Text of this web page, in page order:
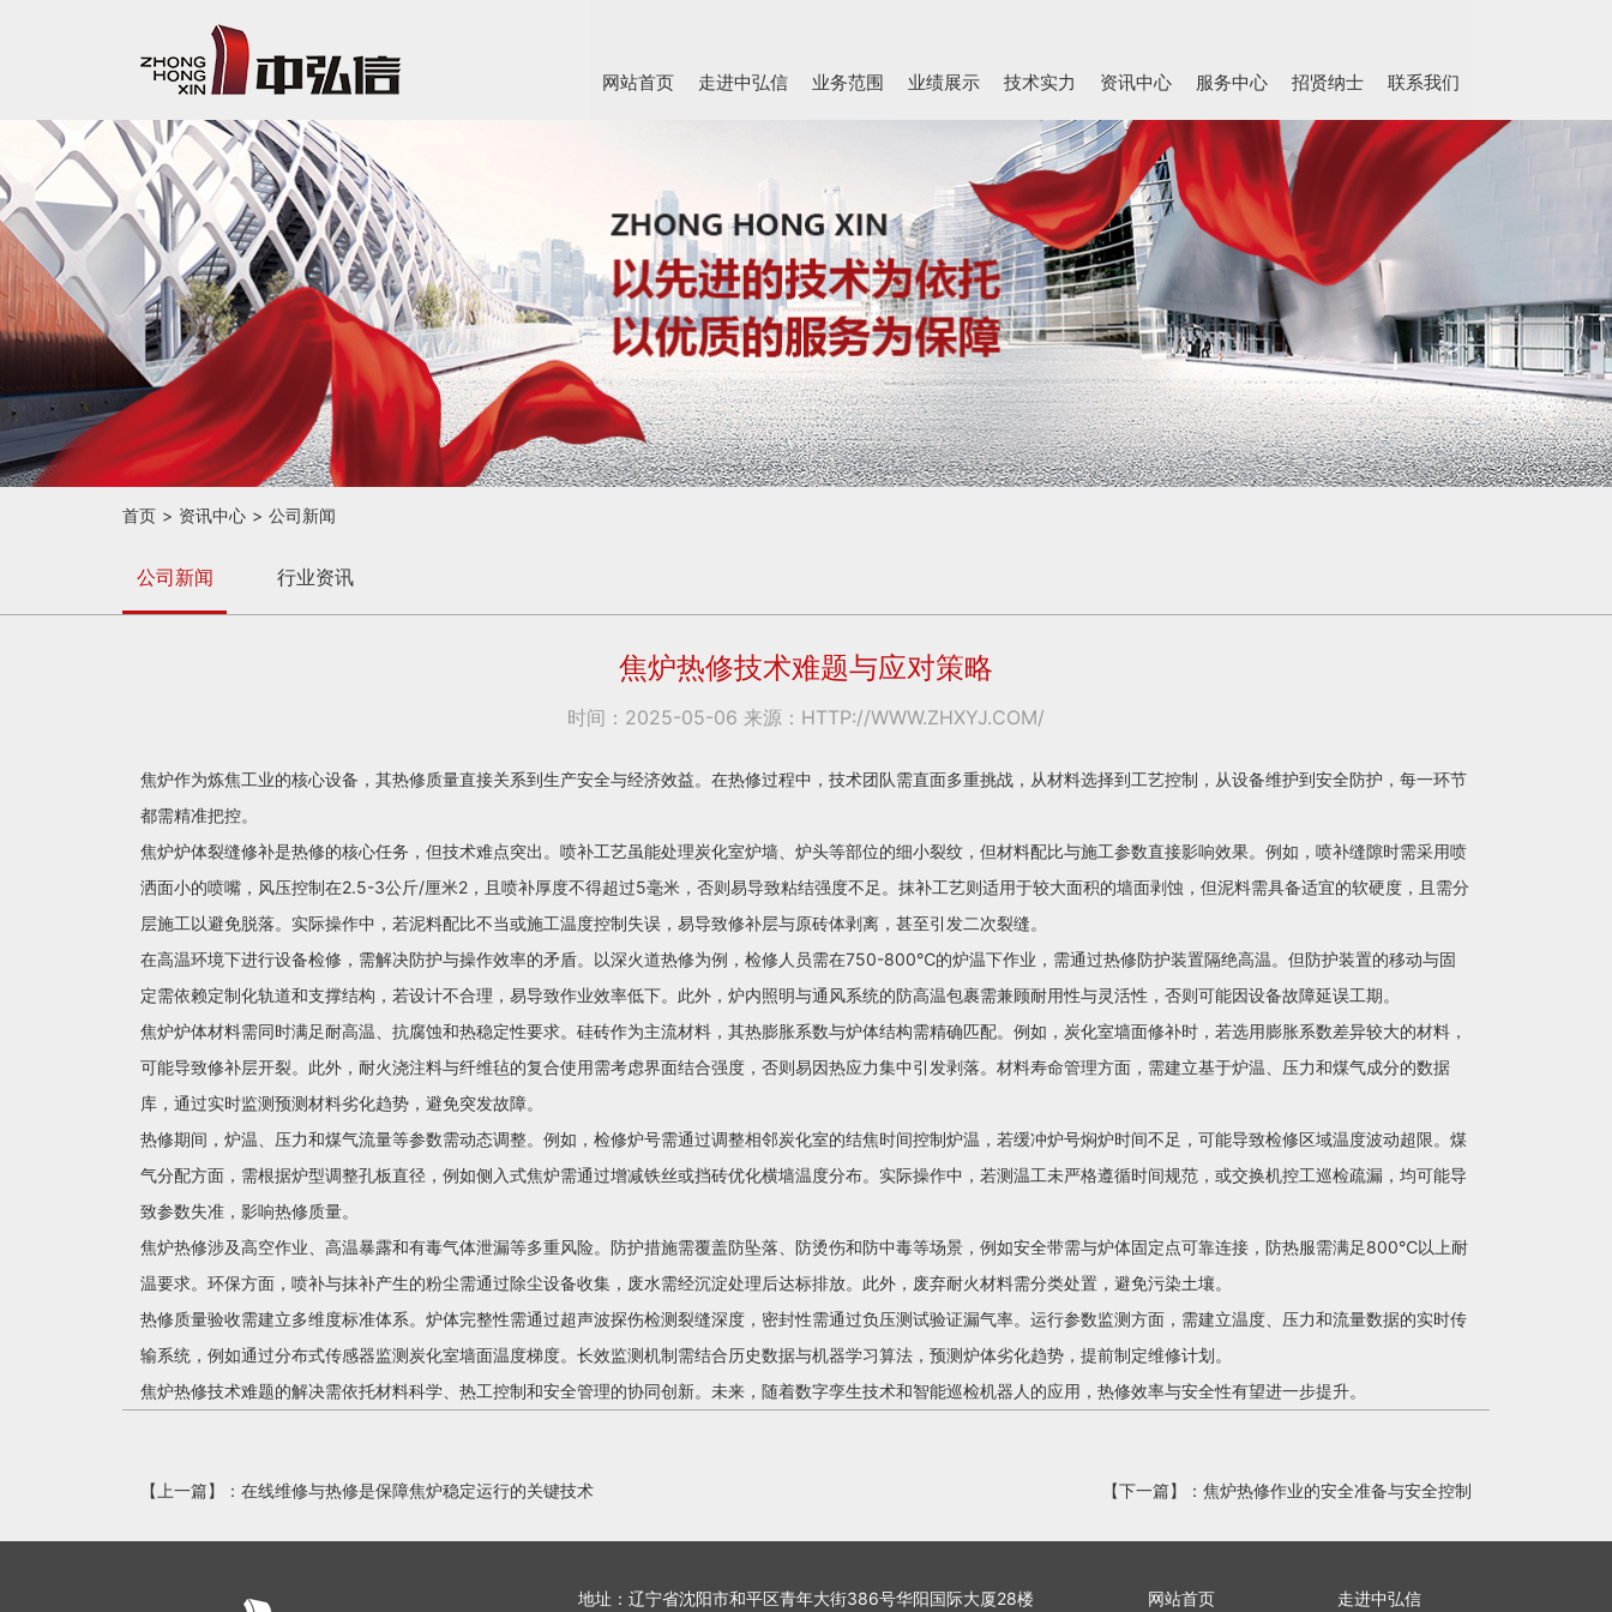
网站首页 走进中弘信 业务范围 业绩展示 技术实力 资讯中心 服务中心 招贤纳士 联系我们
首页 资讯中心 公司新闻
公司新闻 行业资讯
焦炉热修技术难题与应对策略
时间：2025-05-06 来源：HTTP://WWW.ZHXYJ.COM/
焦炉作为炼焦工业的核心设备，其热修质量直接关系到生产安全与经济效益。在热修过程中，技术团队需直面多重挑战，从材料选择到工艺控制，从设备维护到安全防护，每一环节
都需精准把控。
焦炉炉体裂缝修补是热修的核心任务，但技术难点突出。喷补工艺虽能处理炭化室炉墙、炉头等部位的细小裂纹，但材料配比与施工参数直接影响效果。例如，喷补缝隙时需采用喷
洒面小的喷嘴，风压控制在2.5-3公斤/厘米2，且喷补厚度不得超过5毫米，否则易导致粘结强度不足。抹补工艺则适用于较大面积的墙面剥蚀，但泥料需具备适宜的软硬度，且需分
层施工以避免脱落。实际操作中，若泥料配比不当或施工温度控制失误，易导致修补层与原砖体剥离，甚至引发二次裂缝。
在高温环境下进行设备检修，需解决防护与操作效率的矛盾。以深火道热修为例，检修人员需在750-800℃的炉温下作业，需通过热修防护装置隔绝高温。但防护装置的移动与固
定需依赖定制化轨道和支撑结构，若设计不合理，易导致作业效率低下。此外，炉内照明与通风系统的防高温包裹需兼顾耐用性与灵活性，否则可能因设备故障延误工期。
焦炉炉体材料需同时满足耐高温、抗腐蚀和热稳定性要求。硅砖作为主流材料，其热膨胀系数与炉体结构需精确匹配。例如，炭化室墙面修补时，若选用膨胀系数差异较大的材料，
可能导致修补层开裂。此外，耐火浇注料与纤维毡的复合使用需考虑界面结合强度，否则易因热应力集中引发剥落。材料寿命管理方面，需建立基于炉温、压力和煤气成分的数据
库，通过实时监测预测材料劣化趋势，避免突发故障。
热修期间，炉温、压力和煤气流量等参数需动态调整。例如，检修炉号需通过调整相邻炭化室的结焦时间控制炉温，若缓冲炉号焖炉时间不足，可能导致检修区域温度波动超限。煤
气分配方面，需根据炉型调整孔板直径，例如侧入式焦炉需通过增减铁丝或挡砖优化横墙温度分布。实际操作中，若测温工未严格遵循时间规范，或交换机控工巡检疏漏，均可能导
致参数失准，影响热修质量。
焦炉热修涉及高空作业、高温暴露和有毒气体泄漏等多重风险。防护措施需覆盖防坠落、防烫伤和防中毒等场景，例如安全带需与炉体固定点可靠连接，防热服需满足800℃以上耐
温要求。环保方面，喷补与抹补产生的粉尘需通过除尘设备收集，废水需经沉淀处理后达标排放。此外，废弃耐火材料需分类处置，避免污染土壤。
热修质量验收需建立多维度标准体系。炉体完整性需通过超声波探伤检测裂缝深度，密封性需通过负压测试验证漏气率。运行参数监测方面，需建立温度、压力和流量数据的实时传
输系统，例如通过分布式传感器监测炭化室墙面温度梯度。长效监测机制需结合历史数据与机器学习算法，预测炉体劣化趋势，提前制定维修计划。
焦炉热修技术难题的解决需依托材料科学、热工控制和安全管理的协同创新。未来，随着数字孪生技术和智能巡检机器人的应用，热修效率与安全性有望进一步提升。
【上一篇】： 在线维修与热修是保障焦炉稳定运行的关键技术 【下一篇】： 焦炉热修作业的安全准备与安全控制
地址：辽宁省沈阳市和平区青年大街386号华阳国际大厦28楼 网站首页 走进中弘信